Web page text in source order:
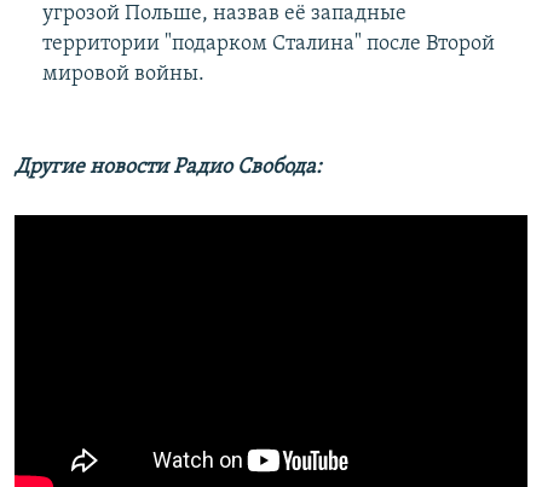
угрозой Польше, назвав её западные
территории "подарком Сталина" после Второй
мировой войны.
Другие новости Радио Свобода: